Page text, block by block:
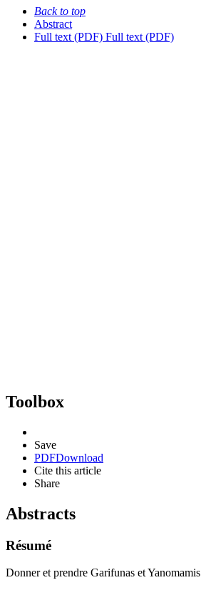
Back to top
Abstract
Full text (PDF) Full text (PDF)
Toolbox
Save
PDFDownload
Cite this article
Share
Abstracts
Résumé
Donner et prendre Garifunas et Yanomamis